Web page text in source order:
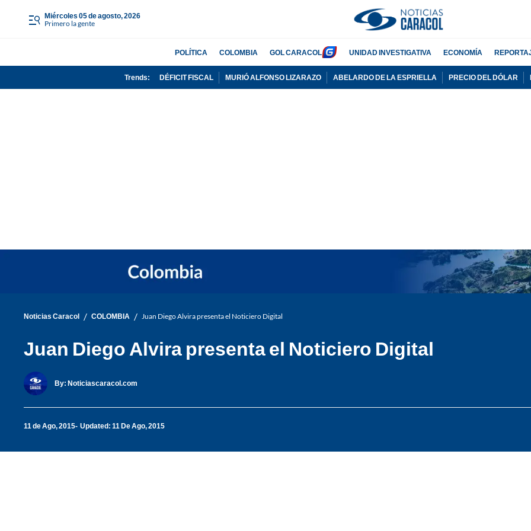
miércoles 05 de agosto, 2026
Primero la gente
POLÍTICA COLOMBIA GOL CARACOL UNIDAD INVESTIGATIVA ECONOMÍA
Trends: DÉFICIT FISCAL MURIÓ ALFONSO LIZARAZO ABELARDO DE LA ESPRIELLA PRECIO DEL DÓLAR
Noticias Caracol / COLOMBIA / Juan Diego Alvira presenta el Noticiero Digital
Juan Diego Alvira presenta el Noticiero Digital
By: Noticiascaracol.com
11 de Ago, 2015 Updated: 11 De Ago, 2015